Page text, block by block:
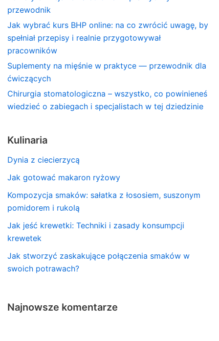
przewodnik
Jak wybrać kurs BHP online: na co zwrócić uwagę, by
spełniał przepisy i realnie przygotowywał
pracowników
Suplementy na mięśnie w praktyce — przewodnik dla
ćwiczących
Chirurgia stomatologiczna – wszystko, co powinieneś
wiedzieć o zabiegach i specjalistach w tej dziedzinie
Kulinaria
Dynia z ciecierzycą
Jak gotować makaron ryżowy
Kompozycja smaków: sałatka z łososiem, suszonym
pomidorem i rukolą
Jak jeść krewetki: Techniki i zasady konsumpcji
krewetek
Jak stworzyć zaskakujące połączenia smaków w
swoich potrawach?
Najnowsze komentarze